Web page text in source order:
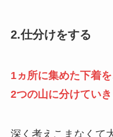
2.仕分けをする
1ヵ所に集めた下着を
2つの山に分けていき
深く考えこまなくて